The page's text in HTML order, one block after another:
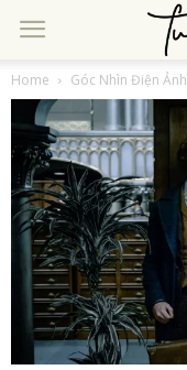
Home Góc Nhìn Điện Ảnh